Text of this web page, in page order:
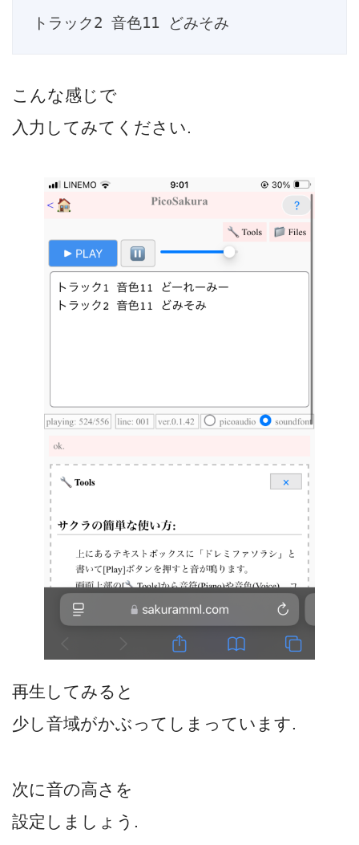
トラック2 音色11 どみそみ
こんな感じで
入力してみてください.
再生してみると
少し音域がかぶってしまっています.
次に音の高さを
設定しましょう.